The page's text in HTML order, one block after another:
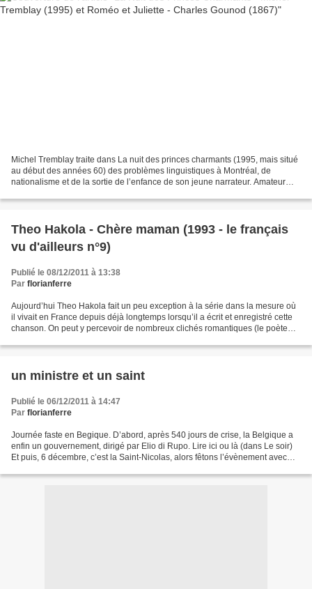
Michel Tremblay traite dans La nuit des princes charmants (1995, mais situé
au début des années 60) des problèmes linguistiques à Montréal, de
nationalisme et de la sortie de l’enfance de son jeune narrateur. Amateur
Theo Hakola - Chère maman (1993 - le français
vu d'ailleurs n°9)
Publié le 08/12/2011 à 13:38
Par florianferre
Aujourd’hui Theo Hakola fait un peu exception à la série dans la mesure où
il vivait en France depuis déjà longtemps lorsqu’il a écrit et enregistré cette
chanson. On peut y percevoir de nombreux clichés romantiques (le poète
un ministre et un saint
Publié le 06/12/2011 à 14:47
Par florianferre
Journée faste en Begique. D’abord, après 540 jours de crise, la Belgique a
enfin un gouvernement, dirigé par Elio di Rupo. Lire ici ou là (dans Le soir)
Et puis, 6 décembre, c’est la Saint-Nicolas, alors fêtons l’évènement avec